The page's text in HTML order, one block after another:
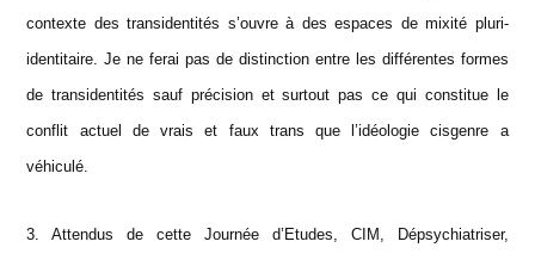
contexte des transidentités s’ouvre à des espaces de mixité pluri-
identitaire. Je ne ferai pas de distinction entre les différentes formes
de transidentités sauf précision et surtout pas ce qui constitue le
conflit actuel de vrais et faux trans que l’idéologie cisgenre a
véhiculé.
3. Attendus de cette Journée d’Etudes, CIM, Dépsychiatriser,